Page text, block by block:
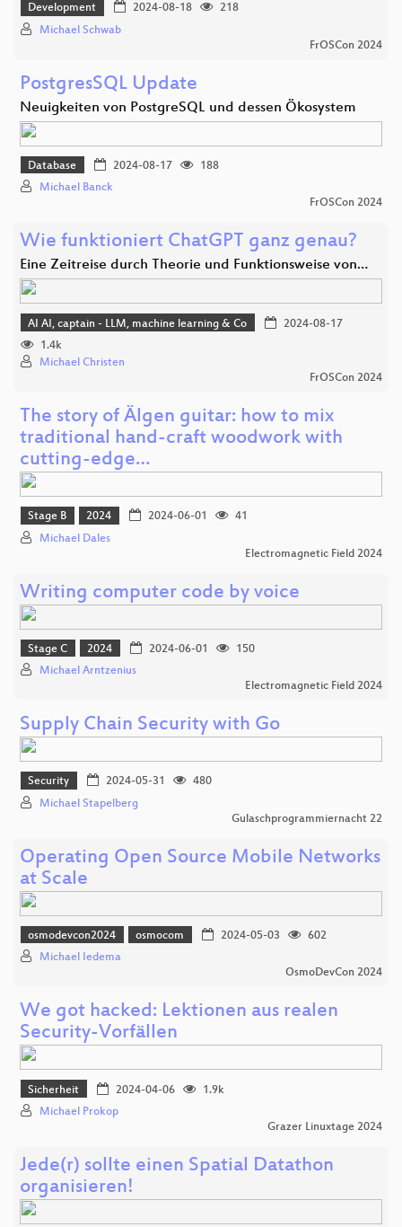
Development 2024-08-18
218
Michael Schwab
FrOSCon 2024
PostgresSQL Update
Neuigkeiten von PostgreSQL und dessen Ökosystem
Database 2024-08-17
188
Michael Banck
FrOSCon 2024
Wie funktioniert ChatGPT ganz genau?
Eine Zeitreise durch Theorie und Funktionsweise von…
AI AI, captain - LLM, machine learning & Co
2024-08-17
1.4k
Michael Christen
FrOSCon 2024
The story of Älgen guitar: how to mix
traditional hand-craft woodwork with
cutting-edge…
Stage B 2024 2024-06-01
41
Michael Dales
Electromagnetic Field 2024
Writing computer code by voice
Stage C 2024 2024-06-01
150
Michael Arntzenius
Electromagnetic Field 2024
Supply Chain Security with Go
Security 2024-05-31
480
Michael Stapelberg
Gulaschprogrammiernacht 22
Operating Open Source Mobile Networks
at Scale
osmodevcon2024 osmocom 2024-05-03
602
Michael Iedema
OsmoDevCon 2024
We got hacked: Lektionen aus realen
Security-Vorfällen
Sicherheit 2024-04-06
1.9k
Michael Prokop
Grazer Linuxtage 2024
Jede(r) sollte einen Spatial Datathon
organisieren!